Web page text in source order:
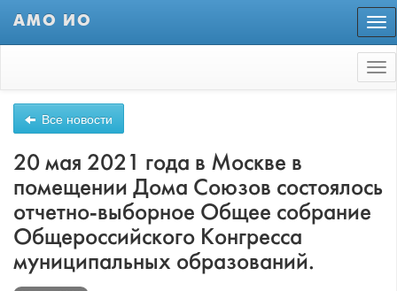
АМО ИО
Все новости
20 мая 2021 года в Москве в
помещении Дома Союзов состоялось
отчетно-выборное Общее собрание
Общероссийского Конгресса
муниципальных образований.